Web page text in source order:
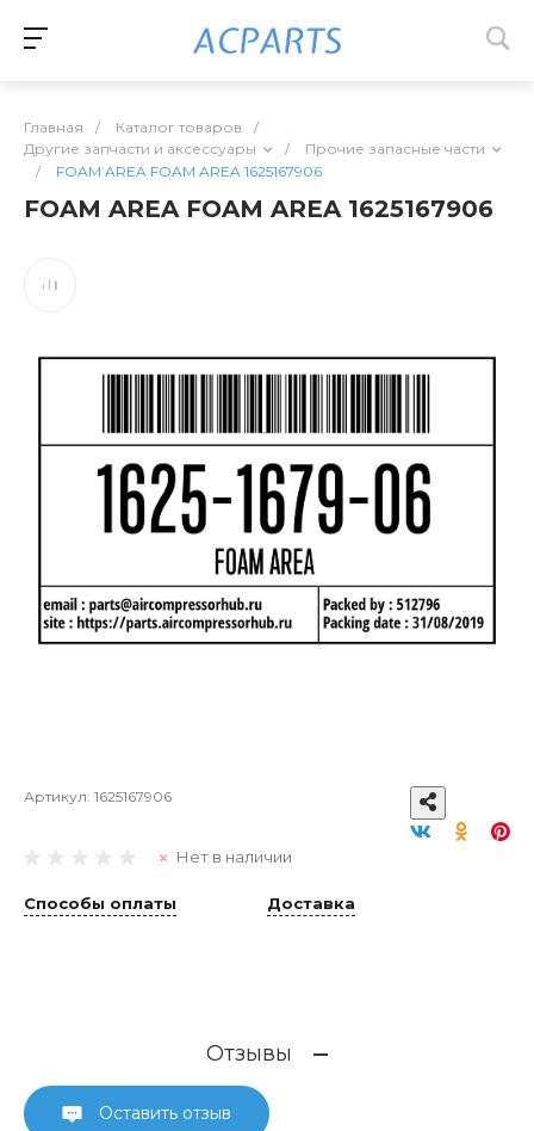
Главная / Каталог товаров
/
Другие запчасти и аксессуары
/
Прочие запасные части
/
FOAM AREA FOAM AREA 1625167906
FOAM AREA FOAM AREA 1625167906
Артикул: 1625167906
Нет в наличии
Способы оплаты Доставка
Отзывы
Оставить отзыв